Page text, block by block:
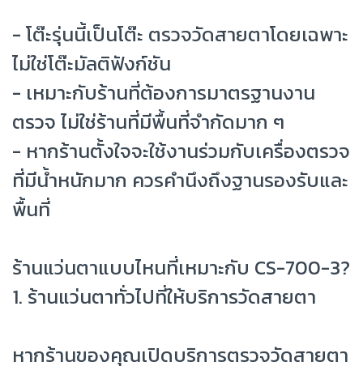
- โต๊ะรุ่นนี้เป็นโต๊ะ ตรวจวัดสายตาโดยเฉพาะ
ไม่ใช่โต๊ะมัลติฟังก์ชัน
- เหมาะกับร้านที่ต้องการมาตรฐานงาน
ตรวจ ไม่ใช่ร้านที่มีพื้นที่จำกัดมาก ๆ
- หากร้านตั้งใจจะใช้งานร่วมกับเครื่องตรวจ
ที่มีน้ำหนักมาก ควรคำนึงถึงฐานรองรับและ
พื้นที่
ร้านแว่นตาแบบไหนที่เหมาะกับ CS-700-3?
1. ร้านแว่นตาทั่วไปที่ให้บริการวัดสายตา
หากร้านของคุณเปิดบริการตรวจวัดสายตา